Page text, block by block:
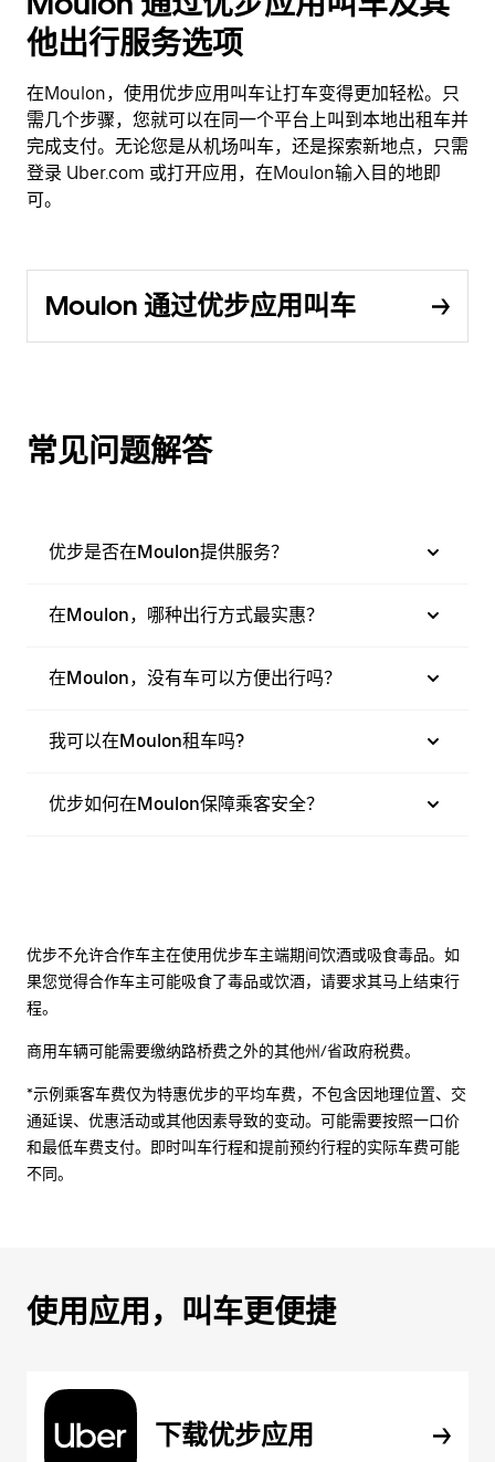
他出行服务选项
在Moulon，使用优步应用叫车让打车变得更加轻松。只
需几个步骤，您就可以在同一个平台上叫到本地出租车并
完成支付。无论您是从机场叫车，还是探索新地点，只需
登录 Uber.com 或打开应用，在Moulon输入目的地即
可。
Moulon 通过优步应用叫车
常见问题解答
优步是否在Moulon提供服务？
在Moulon，哪种出行方式最实惠？
在Moulon，没有车可以方便出行吗？
我可以在Moulon租车吗?
优步如何在Moulon保障乘客安全？
优步不允许合作车主在使用优步车主端期间饮酒或吸食毒品。如
果您觉得合作车主可能吸食了毒品或饮酒，请要求其马上结束行
程。
商用车辆可能需要缴纳路桥费之外的其他州/省政府税费。
*示例乘客车费仅为特惠优步的平均车费，不包含因地理位置、交
通延误、优惠活动或其他因素导致的变动。可能需要按照一口价
和最低车费支付。即时叫车行程和提前预约行程的实际车费可能
不同。
使用应用，叫车更便捷
下载优步应用